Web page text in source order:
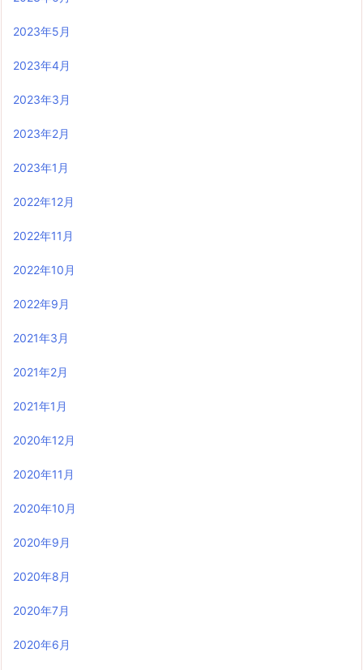
2023年5月
2023年4月
2023年3月
2023年2月
2023年1月
2022年12月
2022年11月
2022年10月
2022年9月
2021年3月
2021年2月
2021年1月
2020年12月
2020年11月
2020年10月
2020年9月
2020年8月
2020年7月
2020年6月